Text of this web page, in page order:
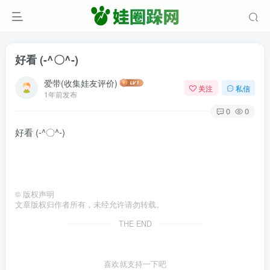
好看 (-^〇^-)
爱带(收集娃友评价)
1年前发布
关注 私信
0 0
好看 (-^〇^-)
© 版权声明
文章版权归作者所有，未经允许请勿转载。
THE END
喜欢就支持一下吧